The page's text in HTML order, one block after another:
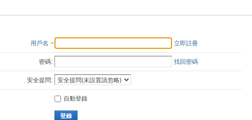
用戶名 立即註冊
密碼: 找回密碼
安全提問:
自動登錄
登錄